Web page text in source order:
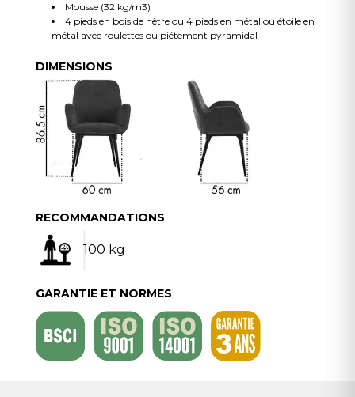
Mousse (32 kg/m3)
4 pieds en bois de hêtre ou 4 pieds en métal ou étoile en
métal avec roulettes ou piétement pyramidal
DIMENSIONS
RECOMMANDATIONS
100 kg
GARANTIE ET NORMES